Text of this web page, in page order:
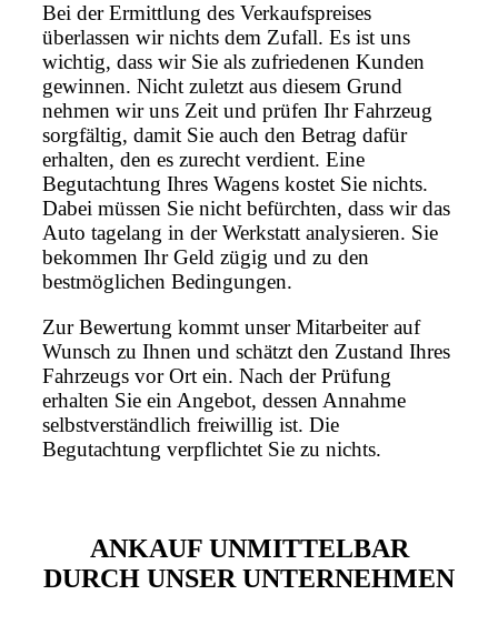
Bei der Ermittlung des Verkaufspreises
überlassen wir nichts dem Zufall. Es ist uns
wichtig, dass wir Sie als zufriedenen Kunden
gewinnen. Nicht zuletzt aus diesem Grund
nehmen wir uns Zeit und prüfen Ihr Fahrzeug
sorgfältig, damit Sie auch den Betrag dafür
erhalten, den es zurecht verdient. Eine
Begutachtung Ihres Wagens kostet Sie nichts.
Dabei müssen Sie nicht befürchten, dass wir das
Auto tagelang in der Werkstatt analysieren. Sie
bekommen Ihr Geld zügig und zu den
bestmöglichen Bedingungen.
Zur Bewertung kommt unser Mitarbeiter auf
Wunsch zu Ihnen und schätzt den Zustand Ihres
Fahrzeugs vor Ort ein. Nach der Prüfung
erhalten Sie ein Angebot, dessen Annahme
selbstverständlich freiwillig ist. Die
Begutachtung verpflichtet Sie zu nichts.
ANKAUF UNMITTELBAR
DURCH UNSER UNTERNEHMEN